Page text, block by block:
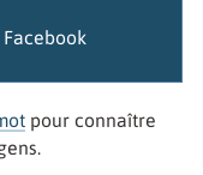
pour connaître